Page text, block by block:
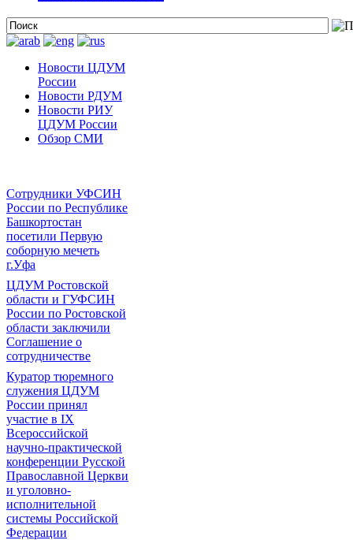
Новости ЦДУМ
России
Новости РДУМ
Новости РИУ
ЦДУМ России
Обзор СМИ
Сотрудники УФСИН
России по Республике
Башкортостан
посетили Первую
соборную мечеть
г.Уфа
ЦДУМ Ростовской
области и ГУФСИН
России по Ростовской
области заключили
Соглашение о
сотрудничестве
Куратор тюремного
служения ЦДУМ
России принял
участие в IX
Всероссийской
научно-практической
конференции Русской
Православной Церкви
и уголовно-
исполнительной
системы Российской
Федерации